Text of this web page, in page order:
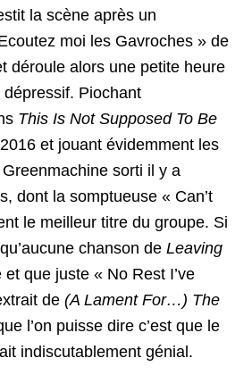
la scène après un
moi les Gavroches » de
déroule alors une petite heure
Piochant
This Is Not Supposed To Be
et jouant évidemment les
sorti il y a
dont la somptueuse « Can’t
le meilleur titre du groupe. Si
chanson de Leaving
et que juste « No Rest I’ve
de (A Lament For…) The
l’on puisse dire c’est que le
indiscutablement génial.